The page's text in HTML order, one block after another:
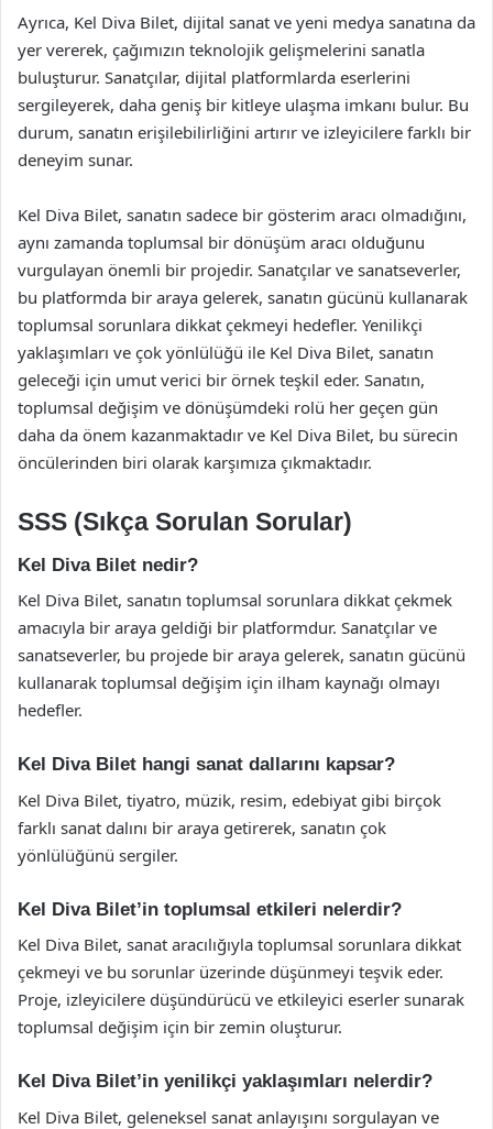
Ayrıca, Kel Diva Bilet, dijital sanat ve yeni medya sanatına da
yer vererek, çağımızın teknolojik gelişmelerini sanatla
buluşturur. Sanatçılar, dijital platformlarda eserlerini
sergileyerek, daha geniş bir kitleye ulaşma imkanı bulur. Bu
durum, sanatın erişilebilirliğini artırır ve izleyicilere farklı bir
deneyim sunar.
Kel Diva Bilet, sanatın sadece bir gösterim aracı olmadığını,
aynı zamanda toplumsal bir dönüşüm aracı olduğunu
vurgulayan önemli bir projedir. Sanatçılar ve sanatseverler,
bu platformda bir araya gelerek, sanatın gücünü kullanarak
toplumsal sorunlara dikkat çekmeyi hedefler. Yenilikçi
yaklaşımları ve çok yönlülüğü ile Kel Diva Bilet, sanatın
geleceği için umut verici bir örnek teşkil eder. Sanatın,
toplumsal değişim ve dönüşümdeki rolü her geçen gün
daha da önem kazanmaktadır ve Kel Diva Bilet, bu sürecin
öncülerinden biri olarak karşımıza çıkmaktadır.
SSS (Sıkça Sorulan Sorular)
Kel Diva Bilet nedir?
Kel Diva Bilet, sanatın toplumsal sorunlara dikkat çekmek
amacıyla bir araya geldiği bir platformdur. Sanatçılar ve
sanatseverler, bu projede bir araya gelerek, sanatın gücünü
kullanarak toplumsal değişim için ilham kaynağı olmayı
hedefler.
Kel Diva Bilet hangi sanat dallarını kapsar?
Kel Diva Bilet, tiyatro, müzik, resim, edebiyat gibi birçok
farklı sanat dalını bir araya getirerek, sanatın çok
yönlülüğünü sergiler.
Kel Diva Bilet’in toplumsal etkileri nelerdir?
Kel Diva Bilet, sanat aracılığıyla toplumsal sorunlara dikkat
çekmeyi ve bu sorunlar üzerinde düşünmeyi teşvik eder.
Proje, izleyicilere düşündürücü ve etkileyici eserler sunarak
toplumsal değişim için bir zemin oluşturur.
Kel Diva Bilet’in yenilikçi yaklaşımları nelerdir?
Kel Diva Bilet, geleneksel sanat anlayışını sorgulayan ve